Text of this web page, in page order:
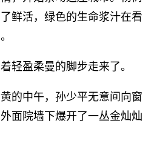
鲜活，绿色的生命浆汁在看
轻盈柔曼的脚步走来了。
的中午，孙少平无意间向窗
面院墙下爆开了一丛金灿灿